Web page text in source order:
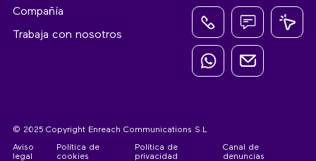
Compañía
Trabaja con nosotros
© 2025 Copyright Enreach Communications S.L
Aviso
legal
Política de
cookies
Política de
privacidad
Canal de
denuncias